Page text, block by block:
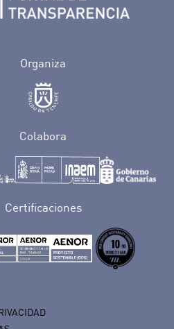
Organiza
Colabora
Certificaciones